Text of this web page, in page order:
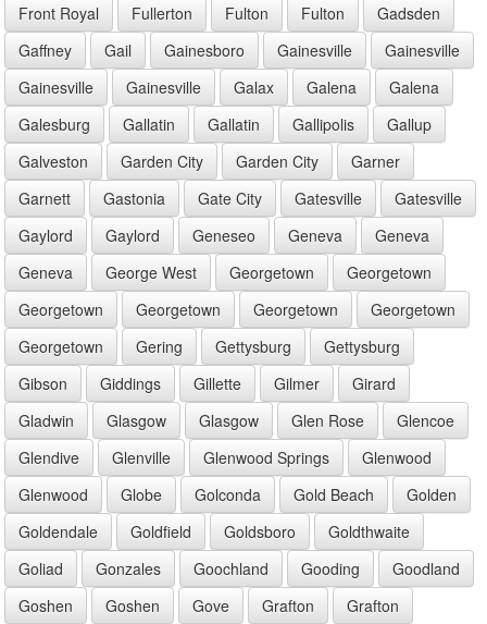
Front Royal
Fullerton Fulton Fulton
Gadsden
Gaffney
Gail Gainesboro Gainesville
Gainesville
Gainesville
Gainesville Galax Galena
Galena
Galesburg
Gallatin Gallatin Gallipolis
Gallup
Galveston
Garden City Garden City
Garner
Garnett
Gastonia Gate City Gatesville
Gatesville
Gaylord
Gaylord Geneseo Geneva
Geneva
Geneva
George West Georgetown
Georgetown
Georgetown
Georgetown Georgetown
Georgetown
Georgetown
Gering Gettysburg
Gettysburg
Gibson
Giddings Gillette Gilmer
Girard
Gladwin
Glasgow Glasgow Glen Rose
Glencoe
Glendive
Glenville Glenwood Springs
Glenwood
Glenwood
Globe Golconda Gold Beach
Golden
Goldendale
Goldfield Goldsboro
Goldthwaite
Goliad
Gonzales Goochland Gooding
Goodland
Goshen
Goshen Gove Grafton
Grafton